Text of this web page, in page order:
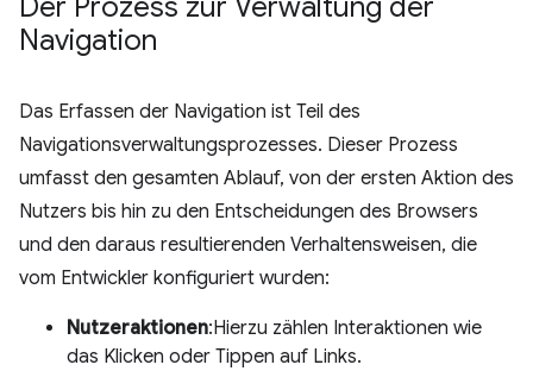
Der Prozess zur Verwaltung der
Navigation
Das Erfassen der Navigation ist Teil des
Navigationsverwaltungsprozesses. Dieser Prozess
umfasst den gesamten Ablauf, von der ersten Aktion des
Nutzers bis hin zu den Entscheidungen des Browsers
und den daraus resultierenden Verhaltensweisen, die
vom Entwickler konfiguriert wurden:
Nutzeraktionen:Hierzu zählen Interaktionen wie
das Klicken oder Tippen auf Links.